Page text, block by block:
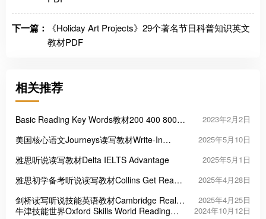
下一篇：
《Holiday Art Projects》29个著名节日科普知识英文
教材PDF
相关推荐
Basic Reading Key Words教材200 400 800
2023年2月2日
美国核心语文Journeys读写教材Write-In
2025年5月10日
雅思听说读写教材Delta IELTS Advantage 2025年5月1日
雅思初学备考听说读写教材Collins Get Ready
2025年4月28日
剑桥读写听说技能英语教材Cambridge Real
English Skills
2025年4月25日
牛津技能世界Oxford Skills World Reading
2024年10月12日